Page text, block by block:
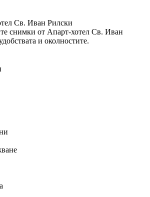
Св. Иван Рилски
снимки от Апарт-хотел Св. Иван
и околностите.